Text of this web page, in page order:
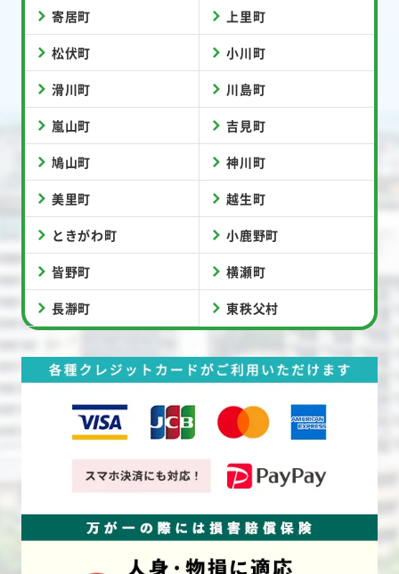
寄居町 上里町
松伏町 小川町
滑川町 川島町
嵐山町 吉見町
鳩山町 神川町
美里町 越生町
ときがわ町 小鹿野町
皆野町 横瀬町
長瀞町 東秩父村